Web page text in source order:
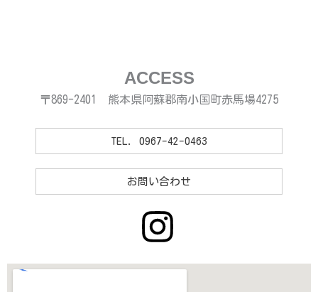
ACCESS
〒869-2401 熊本県阿蘇郡南小国町赤馬場4275
TEL. 0967-42-0463
お問い合わせ